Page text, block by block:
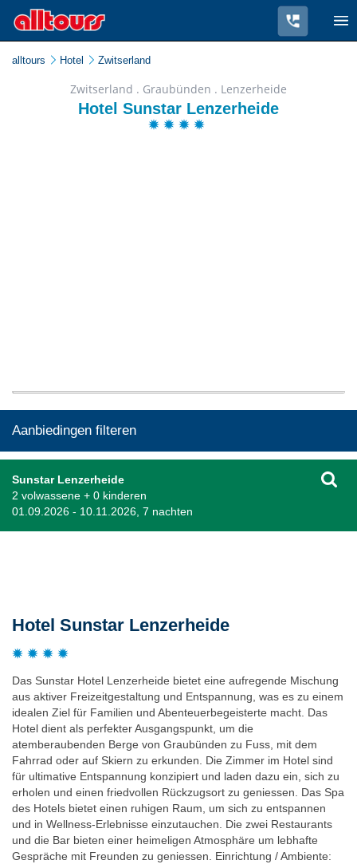
alltours Hotel Zwitserland
Zwitserland . Graubünden . Lenzerheide
Hotel Sunstar Lenzerheide
Aanbiedingen filteren
Sunstar Lenzerheide
2 volwassene + 0 kinderen
01.09.2026 - 10.11.2026, 7 nachten
Hotel Sunstar Lenzerheide
Das Sunstar Hotel Lenzerheide bietet eine aufregende Mischung
aus aktiver Freizeitgestaltung und Entspannung, was es zu einem
idealen Ziel für Familien und Abenteuerbegeisterte macht. Das
Hotel dient als perfekter Ausgangspunkt, um die
atemberaubenden Berge von Graubünden zu Fuss, mit dem
Fahrrad oder auf Skiern zu erkunden. Die Zimmer im Hotel sind
für ultimative Entspannung konzipiert und laden dazu ein, sich zu
erholen und einen friedvollen Rückzugsort zu geniessen. Das Spa
des Hotels bietet einen ruhigen Raum, um sich zu entspannen
und in Wellness-Erlebnisse einzutauchen. Die zwei Restaurants
und die Bar bieten einer heimeligen Atmosphäre um lebhafte
Gespräche mit Freunden zu geniessen. Einrichtung / Ambiente: